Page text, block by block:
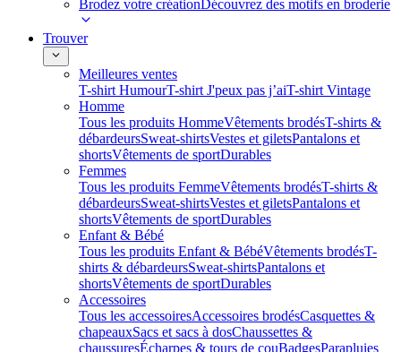
Brodez votre créationDécouvrez des motifs en broderie
Trouver
Meilleures ventes
T-shirt HumourT-shirt J'peux pas j’aiT-shirt Vintage
Homme
Tous les produits HommeVêtements brodésT-shirts &
débardeursSweat-shirtsVestes et giletsPantalons et
shortsVêtements de sportDurables
Femmes
Tous les produits FemmeVêtements brodésT-shirts &
débardeursSweat-shirtsVestes et giletsPantalons et
shortsVêtements de sportDurables
Enfant & Bébé
Tous les produits Enfant & BébéVêtements brodésT-
shirts & débardeursSweat-shirtsPantalons et
shortsVêtements de sportDurables
Accessoires
Tous les accessoiresAccessoires brodésCasquettes &
chapeauxSacs et sacs à dosChaussettes &
chaussuresÉcharpes & tours de couBadgesParapluies